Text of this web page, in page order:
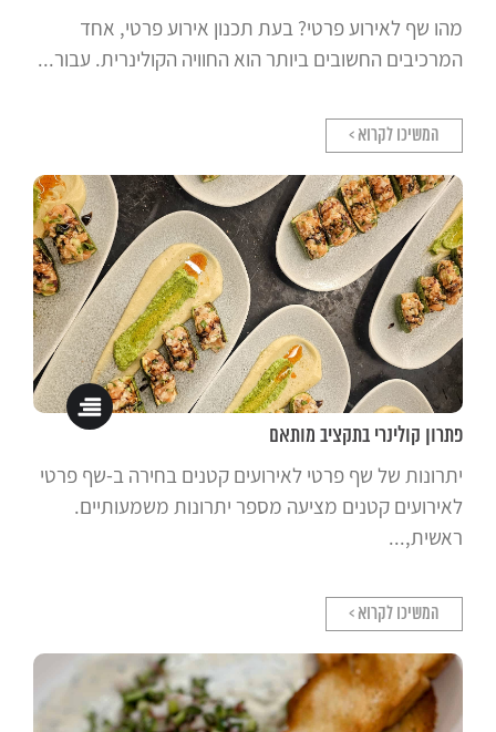
מהו שף לאירוע פרטי? בעת תכנון אירוע פרטי, אחד
המרכיבים החשובים ביותר הוא החוויה הקולינרית. עבור...
המשיכו לקרוא >
פתרון קולינרי בתקציב מותאם
יתרונות של שף פרטי לאירועים קטנים בחירה ב-שף פרטי
לאירועים קטנים מציעה מספר יתרונות משמעותיים.
ראשית,...
המשיכו לקרוא >